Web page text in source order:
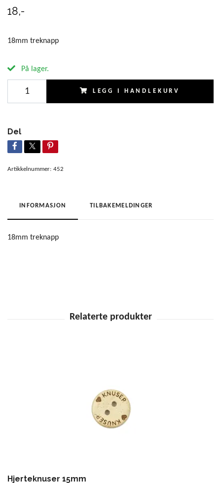
18,-
18mm treknapp
På lager.
LEGG I HANDLEKURV
Del
Artikkelnummer: 452
INFORMASJON TILBAKEMELDINGER
18mm treknapp
Hjerteknuser 15mm